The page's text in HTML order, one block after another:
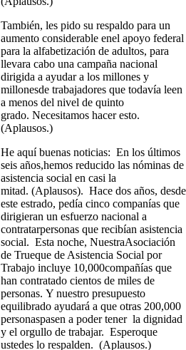
También, les pido su respaldo para un
aumento considerable enel apoyo federal
para la alfabetización de adultos, para
llevara cabo una campaña nacional
dirigida a ayudar a los millones y
millonesde trabajadores que todavía leen
a menos del nivel de quinto
grado. Necesitamos hacer esto.
(Aplausos.)
He aquí buenas noticias: En los últimos
seis años,hemos reducido las nóminas de
asistencia social en casi la
mitad. (Aplausos). Hace dos años, desde
este estrado, pedía cinco companías que
dirigieran un esfuerzo nacional a
contratarpersonas que recibían asistencia
social. Esta noche, NuestraAsociación
de Trueque de Asistencia Social por
Trabajo incluye 10,000compañías que
han contratado cientos de miles de
personas. Y nuestro presupuesto
equilibrado ayudará a que otras 200,000
personaspasen a poder tener la dignidad
y el orgullo de trabajar. Esperoque
ustedes lo respalden. (Aplausos.)